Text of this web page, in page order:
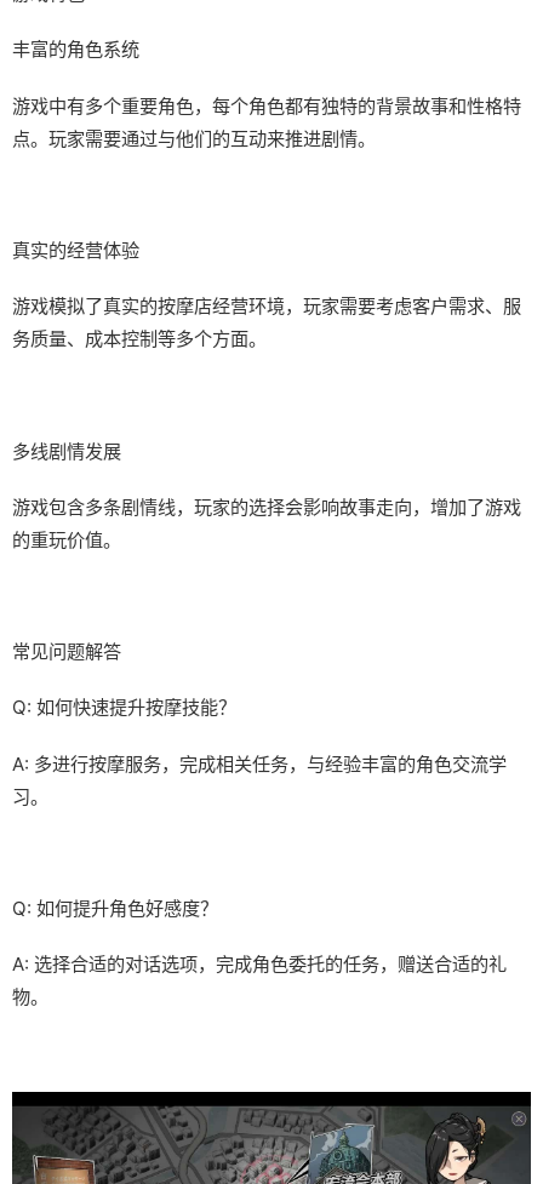
丰富的角色系统
游戏中有多个重要角色，每个角色都有独特的背景故事和性格特
点。玩家需要通过与他们的互动来推进剧情。
真实的经营体验
游戏模拟了真实的按摩店经营环境，玩家需要考虑客户需求、服
务质量、成本控制等多个方面。
多线剧情发展
游戏包含多条剧情线，玩家的选择会影响故事走向，增加了游戏
的重玩价值。
常见问题解答
Q: 如何快速提升按摩技能？
A: 多进行按摩服务，完成相关任务，与经验丰富的角色交流学
习。
Q: 如何提升角色好感度？
A: 选择合适的对话选项，完成角色委托的任务，赠送合适的礼
物。